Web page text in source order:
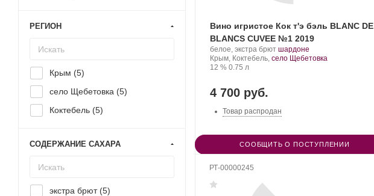
Вино игристое Кок т'э бэль BLANC DE
BLANCS CUVEE №1 2019
Производитель:
Cock
t'est
белое, экстра брют .
Сорт
шардоне
Регион:
Крым, Коктебель, село Щебетовка
Крепость
12 %. Объем
0.75 л
4 700 руб.
Товар распродан
СООБЩИТЬ О ПОСТУПЛЕНИИ
РТ-00000245
РЕГИОН
Крым (5)
село Щебетовка (5)
Коктебель (5)
СОДЕРЖАНИЕ САХАРА
экстра брют (5)